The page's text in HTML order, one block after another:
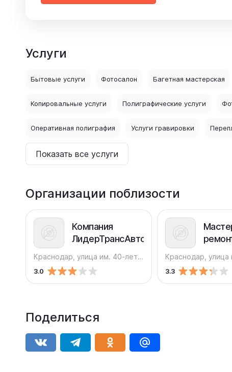
Услуги
Бытовые услуги Фотосалон Багетная мастерская
Копировальные услуги Полиграфические услуги
Оперативная полиграфия Услуги гравировки
Показать все услуги
Организации поблизости
Компания
ЛидерТрансАвто
Краснодар, улица им. 40-летия Победы, 37
3.0
обуви
3.3
Поделиться